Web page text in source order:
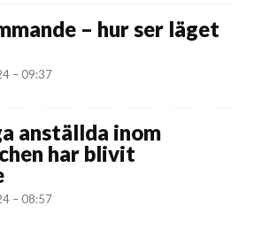
– hur ser läget
– 09:37
anställda inom
har blivit
– 08:57